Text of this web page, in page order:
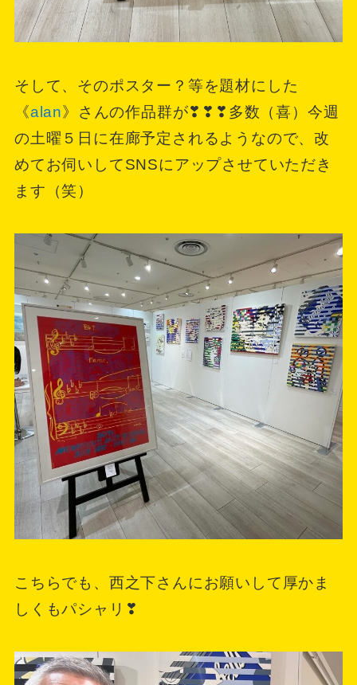
そして、そのポスター？等を題材にした
《alan》さんの作品群が❣❣❣多数（喜）今週
の土曜５日に在廊予定されるようなので、改
めてお伺いしてSNSにアップさせていただき
ます（笑）
こちらでも、西之下さんにお願いして厚かま
しくもパシャリ❣